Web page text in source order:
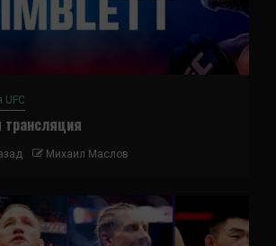
UFC
трансляция
Михаил Маслов